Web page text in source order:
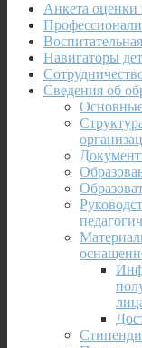
Анкета оценки
Навигаторы
Сведения об